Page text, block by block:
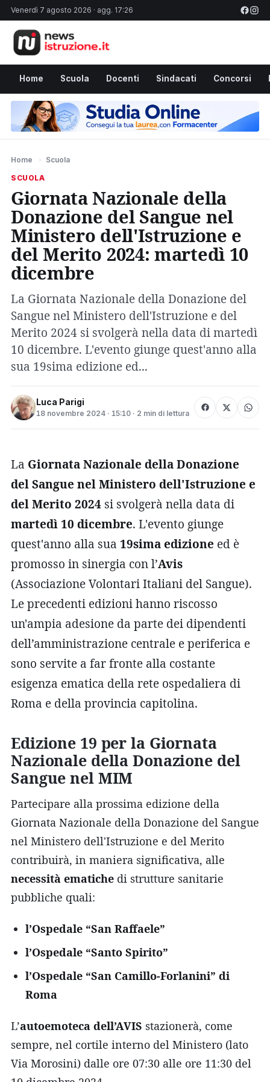
Venerdì 7 agosto 2026 · agg. 17:26
Home Scuola Docenti Sindacati Concorsi
Home › Scuola
SCUOLA
Giornata Nazionale della
Donazione del Sangue nel
Ministero dell'Istruzione e
del Merito 2024: martedì 10
dicembre
La Giornata Nazionale della Donazione del
Sangue nel Ministero dell'Istruzione e del
Merito 2024 si svolgerà nella data di martedì
10 dicembre. L'evento giunge quest'anno alla
sua 19sima edizione ed...
Luca Parigi
18 novembre 2024 · 15:10 · 2 min di lettura
La Giornata Nazionale della Donazione
del Sangue nel Ministero dell'Istruzione e
del Merito 2024 si svolgerà nella data di
martedì 10 dicembre. L'evento giunge
quest'anno alla sua 19sima edizione ed è
promosso in sinergia con l’Avis
(Associazione Volontari Italiani del Sangue).
Le precedenti edizioni hanno riscosso
un'ampia adesione da parte dei dipendenti
dell’amministrazione centrale e periferica e
sono servite a far fronte alla costante
esigenza ematica della rete ospedaliera di
Roma e della provincia capitolina.
Edizione 19 per la Giornata
Nazionale della Donazione del
Sangue nel MIM
Partecipare alla prossima edizione della
Giornata Nazionale della Donazione del Sangue
nel Ministero dell'Istruzione e del Merito
contribuirà, in maniera significativa, alle
necessità ematiche di strutture sanitarie
pubbliche quali:
l’Ospedale “San Raffaele”
l’Ospedale “Santo Spirito”
l’Ospedale “San Camillo-Forlanini” di
Roma
L’autoemoteca dell’AVIS stazionerà, come
sempre, nel cortile interno del Ministero (lato
Via Morosini) dalle ore 07:30 alle ore 11:30 del